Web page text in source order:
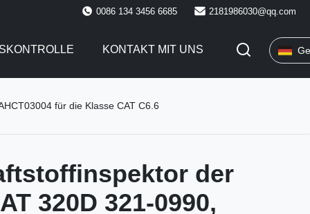
0086 134 3456 6685 2181986030@qq.com
KONTAKT MIT UNS
für die Klasse CAT C6.6
der
320D 321-0990,